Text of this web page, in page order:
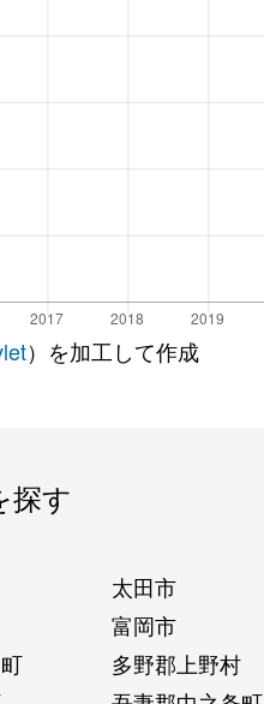
）を加工して作成
探す
太田市
富岡市
多野郡上野村